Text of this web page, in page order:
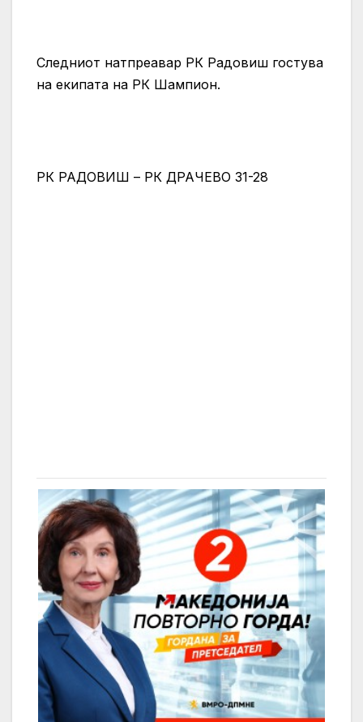
Следниот натпреавар РК Радовиш гостува
на екипата на РК Шампион.
РК РАДОВИШ – РК ДРАЧЕВО 31-28